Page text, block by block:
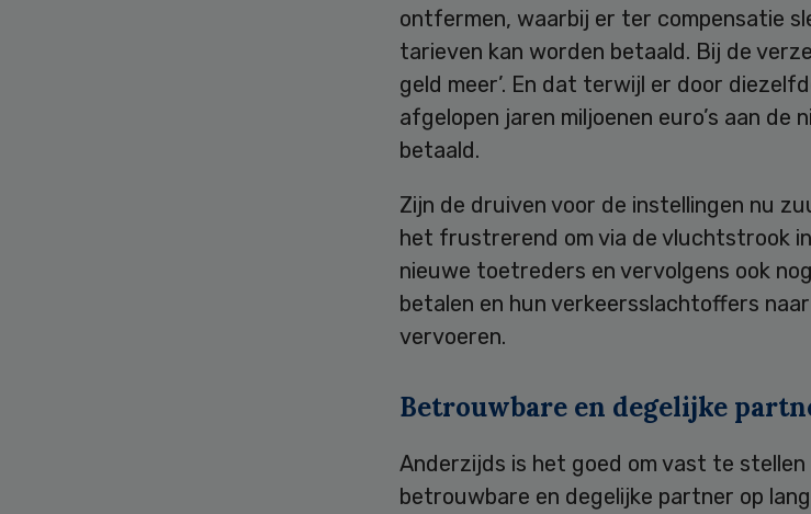
ontfermen, waarbij er ter compensatie
tarieven kan worden betaald. Bij de
geld meer’. En dat terwijl er door
afgelopen jaren miljoenen euro’s aan de
betaald.
Zijn de druiven voor de instellingen nu
het frustrerend om via de vluchtstrook
nieuwe toetreders en vervolgens ook
betalen en hun verkeersslachtoffers
vervoeren.
Betrouwbare en degelijke
Anderzijds is het goed om vast te
betrouwbare en degelijke partner op